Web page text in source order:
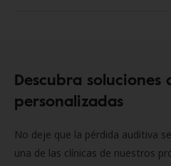
Descubra soluciones
personalizadas
No deje que la pérdida auditiva
una de las clínicas de nuestros